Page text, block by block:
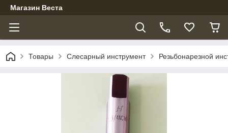
Магазин Веста
Товары Слесарный инструмент Резьбонарезной